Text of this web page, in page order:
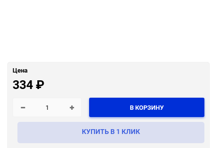
Цена
334₽
В КОРЗИНУ
КУПИТЬ В 1 КЛИК